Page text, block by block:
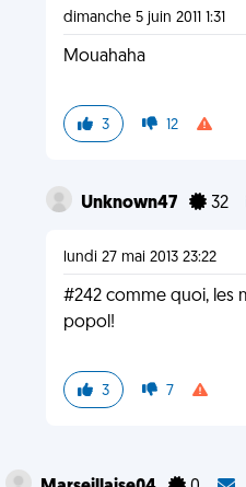
dimanche 5 juin 2011 1:31
Mouahaha
3 12
Unknown47 32
lundi 27 mai 2013 23:22
#242 comme quoi, les
popol!
3 7